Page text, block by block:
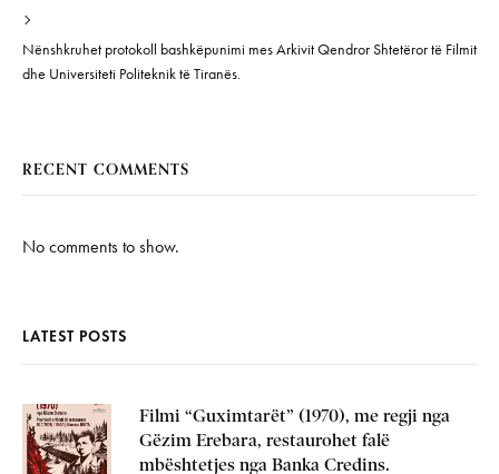
Nënshkruhet protokoll bashkëpunimi mes Arkivit Qendror Shtetëror të Filmit
dhe Universiteti Politeknik të Tiranës.
RECENT COMMENTS
No comments to show.
LATEST POSTS
Filmi “Guximtarët” (1970), me regji nga
Gëzim Erebara, restaurohet falë
mbështetjes nga Banka Credins.